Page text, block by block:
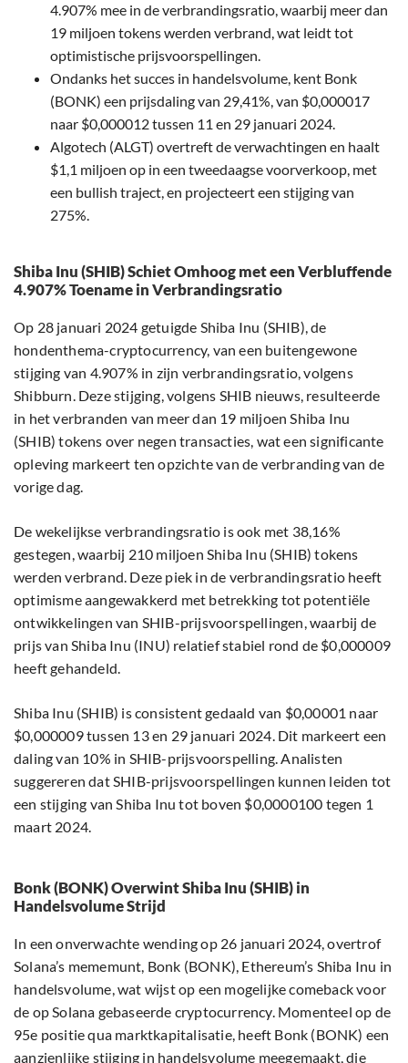
4.907% mee in de verbrandingsratio, waarbij meer dan
19 miljoen tokens werden verbrand, wat leidt tot
optimistische prijsvoorspellingen.
Ondanks het succes in handelsvolume, kent Bonk
(BONK) een prijsdaling van 29,41%, van $0,000017
naar $0,000012 tussen 11 en 29 januari 2024.
Algotech (ALGT) overtreft de verwachtingen en haalt
$1,1 miljoen op in een tweedaagse voorverkoop, met
een bullish traject, en projecteert een stijging van
275%.
Shiba Inu (SHIB) Schiet Omhoog met een Verbluffende
4.907% Toename in Verbrandingsratio
Op 28 januari 2024 getuigde Shiba Inu (SHIB), de
hondenthema-cryptocurrency, van een buitengewone
stijging van 4.907% in zijn verbrandingsratio, volgens
Shibburn. Deze stijging, volgens SHIB nieuws, resulteerde
in het verbranden van meer dan 19 miljoen Shiba Inu
(SHIB) tokens over negen transacties, wat een significante
opleving markeert ten opzichte van de verbranding van de
vorige dag.
De wekelijkse verbrandingsratio is ook met 38,16%
gestegen, waarbij 210 miljoen Shiba Inu (SHIB) tokens
werden verbrand. Deze piek in de verbrandingsratio heeft
optimisme aangewakkerd met betrekking tot potentiële
ontwikkelingen van SHIB-prijsvoorspellingen, waarbij de
prijs van Shiba Inu (INU) relatief stabiel rond de $0,000009
heeft gehandeld.
Shiba Inu (SHIB) is consistent gedaald van $0,00001 naar
$0,000009 tussen 13 en 29 januari 2024. Dit markeert een
daling van 10% in SHIB-prijsvoorspelling. Analisten
suggereren dat SHIB-prijsvoorspellingen kunnen leiden tot
een stijging van Shiba Inu tot boven $0,0000100 tegen 1
maart 2024.
Bonk (BONK) Overwint Shiba Inu (SHIB) in
Handelsvolume Strijd
In een onverwachte wending op 26 januari 2024, overtrof
Solana’s mememunt, Bonk (BONK), Ethereum’s Shiba Inu in
handelsvolume, wat wijst op een mogelijke comeback voor
de op Solana gebaseerde cryptocurrency. Momenteel op de
95e positie qua marktkapitalisatie, heeft Bonk (BONK) een
aanzienlijke stijging in handelsvolume meegemaakt, die